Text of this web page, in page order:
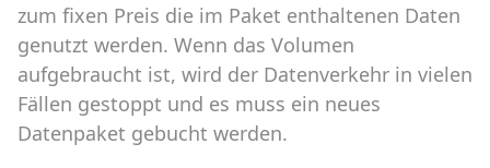
zum fixen Preis die im Paket enthaltenen Daten
genutzt werden. Wenn das Volumen
aufgebraucht ist, wird der Datenverkehr in vielen
Fällen gestoppt und es muss ein neues
Datenpaket gebucht werden.